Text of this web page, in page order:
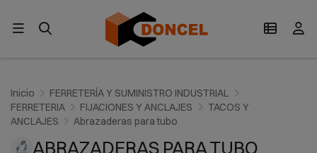
Inicio
FERRETERÍA Y SUMINISTRO INDUSTRIAL
FERRETERIA
FIJACIONES Y ANCLAJES
TACOS Y
ANCLAJES
Abrazaderas para tubo
ABRAZADERAS PARA TUBO